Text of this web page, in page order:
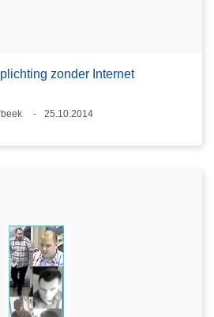
zonder Internet
25.10.2014